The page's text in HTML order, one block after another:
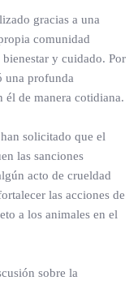
gracias a una
comunidad
y cuidado. Por
una profunda
él de manera cotidiana.
solicitado que el
las sanciones
acto de crueldad
las acciones de
a los animales en el
sobre la